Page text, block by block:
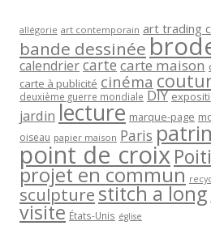
allégorie art contemporain art trading
bande dessinée
calendriercartecarte maison
carte à publicité cinéma
deuxième guerre mondiale DIY
jardin lecture marque-page
oiseau papier maison Paris
point de croix
projet en commun
sculpturestitch a long
visite États-Unis église